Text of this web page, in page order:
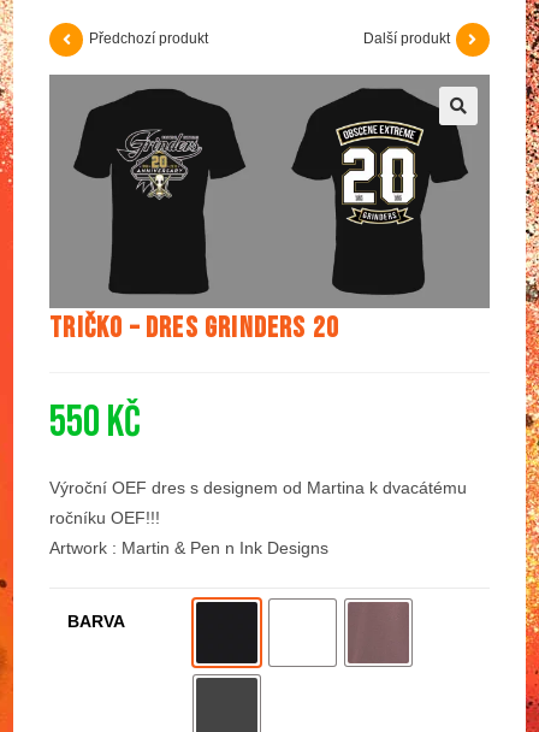
Předchozí produkt Další produkt
🔍
Tričko – Dres Grinders 20
550Kč
Výroční OEF dres s designem od Martina k dvacátému
ročníku OEF!!!
Artwork : Martin & Pen n Ink Designs
BARVA